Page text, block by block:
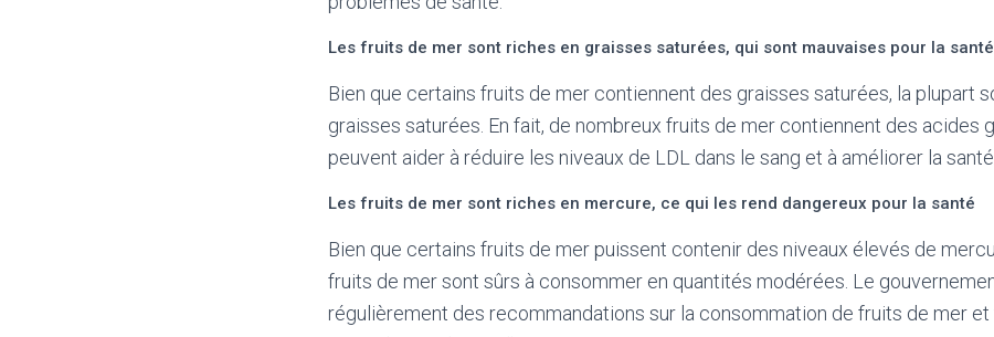
Les fruits de mer sont riches en graisses saturées, qui sont mauvaises pour la santé
Bien que certains fruits de mer contiennent des graisses saturées, la plupart
graisses saturées. En fait, de nombreux fruits de mer contiennent des acides
peuvent aider à réduire les niveaux de LDL dans le sang et à améliorer la
Les fruits de mer sont riches en mercure, ce qui les rend dangereux pour la santé
Bien que certains fruits de mer puissent contenir des niveaux élevés de
fruits de mer sont sûrs à consommer en quantités modérées. Le
régulièrement des recommandations sur la consommation de fruits de mer